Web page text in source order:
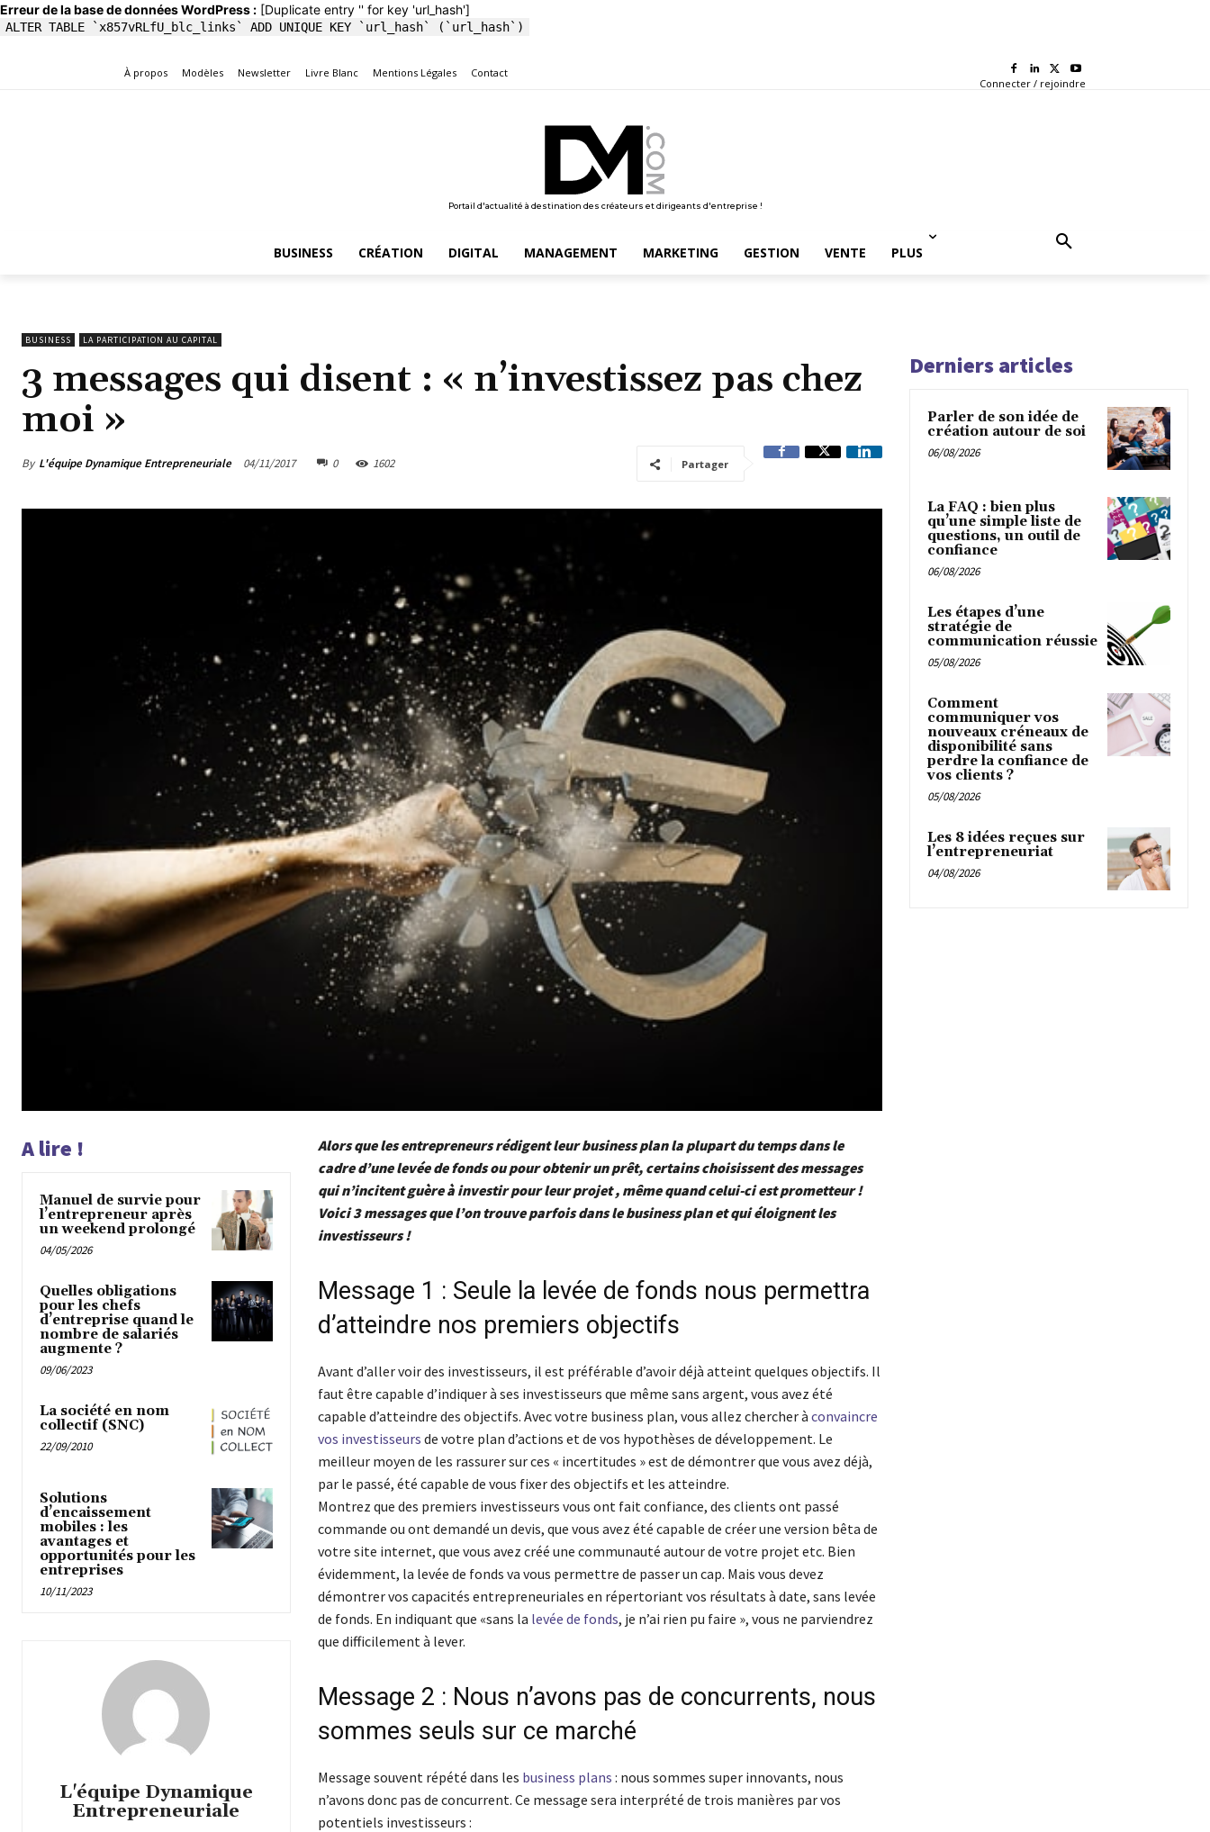
Erreur de la base de données WordPress : [Duplicate entry '' for key 'url_hash']
ALTER TABLE `x857vRLfU_blc_links` ADD UNIQUE KEY `url_hash` (`url_hash`)
À propos Modèles Newsletter Livre Blanc Mentions Légales Contact
Connecter / rejoindre
Portail d'actualité à destination des créateurs et dirigeants d'entreprise !
BUSINESS CRÉATION DIGITAL MANAGEMENT MARKETING GESTION VENTE PLUS
BUSINESS LA PARTICIPATION AU CAPITAL
3 messages qui disent : « n’investissez pas chez
moi »
By L'équipe Dynamique Entrepreneuriale 04/11/2017 0 1602 Partager
A lire !
Manuel de survie pour
l’entrepreneur après
un weekend prolongé
04/05/2026
Quelles obligations
pour les chefs
d’entreprise quand le
nombre de salariés
augmente ?
09/06/2023
La société en nom
collectif (SNC)
22/09/2010
Solutions
d’encaissement
mobiles : les
avantages et
opportunités pour les
entreprises
10/11/2023
L'équipe Dynamique
Entrepreneuriale
Alors que les entrepreneurs rédigent leur business plan la plupart du temps dans le
cadre d’une levée de fonds ou pour obtenir un prêt, certains choisissent des messages
qui n’incitent guère à investir pour leur projet , même quand celui-ci est prometteur !
Voici 3 messages que l’on trouve parfois dans le business plan et qui éloignent les
investisseurs !
Message 1 : Seule la levée de fonds nous permettra
d’atteindre nos premiers objectifs
Avant d’aller voir des investisseurs, il est préférable d’avoir déjà atteint quelques objectifs. Il
faut être capable d’indiquer à ses investisseurs que même sans argent, vous avez été
capable d’atteindre des objectifs. Avec votre business plan, vous allez chercher à convaincre
vos investisseurs de votre plan d’actions et de vos hypothèses de développement. Le
meilleur moyen de les rassurer sur ces « incertitudes » est de démontrer que vous avez déjà,
par le passé, été capable de vous fixer des objectifs et les atteindre.
Montrez que des premiers investisseurs vous ont fait confiance, des clients ont passé
commande ou ont demandé un devis, que vous avez été capable de créer une version bêta de
votre site internet, que vous avez créé une communauté autour de votre projet etc. Bien
évidemment, la levée de fonds va vous permettre de passer un cap. Mais vous devez
démontrer vos capacités entrepreneuriales en répertoriant vos résultats à date, sans levée
de fonds. En indiquant que «sans la levée de fonds, je n’ai rien pu faire », vous ne parviendrez
que difficilement à lever.
Message 2 : Nous n’avons pas de concurrents, nous
sommes seuls sur ce marché
Message souvent répété dans les business plans : nous sommes super innovants, nous
n’avons donc pas de concurrent. Ce message sera interprété de trois manières par vos
potentiels investisseurs :
Derniers articles
Parler de son idée de
création autour de soi
06/08/2026
La FAQ : bien plus
qu’une simple liste de
questions, un outil de
confiance
06/08/2026
Les étapes d’une
stratégie de
communication réussie
05/08/2026
Comment
communiquer vos
nouveaux créneaux de
disponibilité sans
perdre la confiance de
vos clients ?
05/08/2026
Les 8 idées reçues sur
l’entrepreneuriat
04/08/2026